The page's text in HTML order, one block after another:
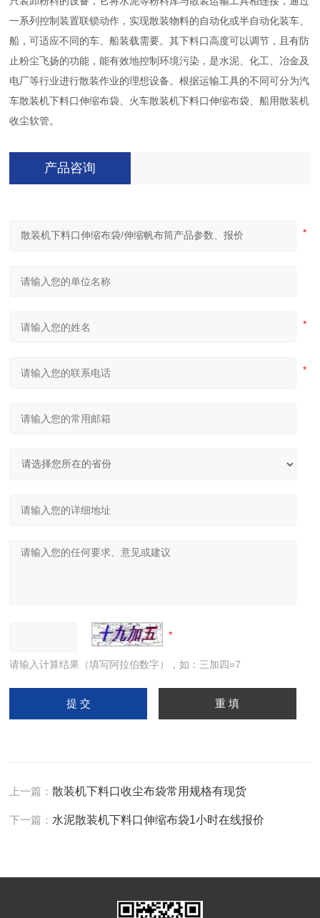
一系列控制装置联锁动作，实现散装物料的自动化或半自动化装车、
船，可适应不同的车、船装载需要。其下料口高度可以调节，且有防
止粉尘飞扬的功能，能有效地控制环境污染，是水泥、化工、冶金及
电厂等行业进行散装作业的理想设备。根据运输工具的不同可分为汽
车散装机下料口伸缩布袋、火车散装机下料口伸缩布袋、船用散装机
收尘软管。
产品咨询
请输入计算结果（填写阿拉伯数字），如：三加四=7
上一篇：散装机下料口收尘布袋常用规格有现货
下一篇： 水泥散装机下料口伸缩布袋1小时在线报价